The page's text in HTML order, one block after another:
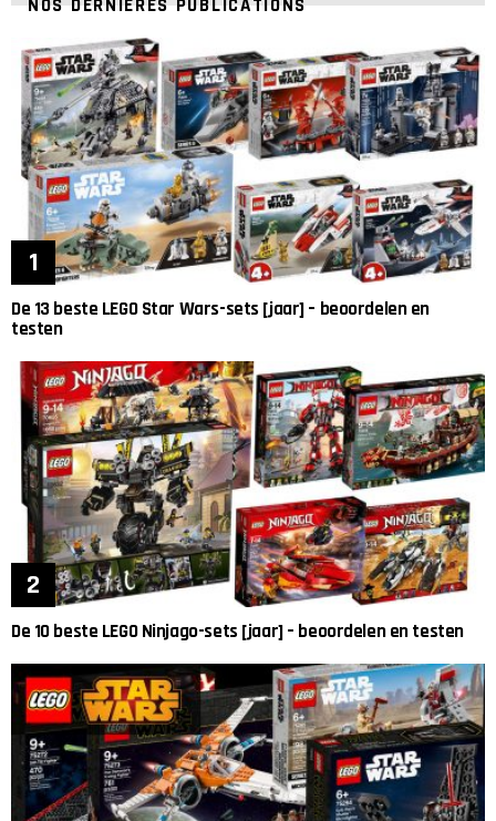
NOS DERNIÈRES PUBLICATIONS
De 13 beste LEGO Star Wars-sets [jaar] – beoordelen en
testen
De 10 beste LEGO Ninjago-sets [jaar] – beoordelen en testen